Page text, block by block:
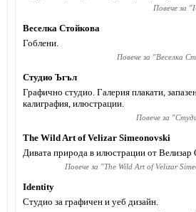
Повече за "
Веселка Стойкова
Гоблени.
Повече за "Веселка
Студио Ъгъл
Графично студио. Галерия плакати,
калиграфия, илюстрации.
Повече за "
The Wild Art of Velizar Simeonovski
Дивата природа в илюстрации от Велизар
Повече за "The Wild Art of Velizar
Identity
Студио за графичен и уеб дизайн.